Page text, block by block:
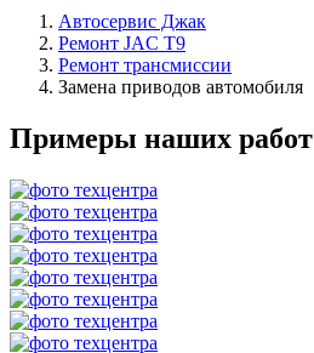
Автосервис Джак
Ремонт JAC T9
Ремонт трансмиссии
Замена приводов автомобиля
Примеры наших работ